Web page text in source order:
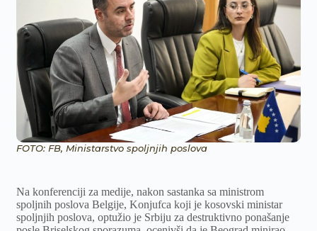
FOTO: FB, Ministarstvo spoljnjih poslova
Na konferenciji za medije, nakon sastanka sa ministrom
spoljnih poslova Belgije, Konjufca koji je kosovski ministar
spoljnjih poslova, optužio je Srbiju za destruktivno ponašanje